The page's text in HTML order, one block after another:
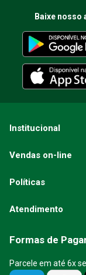
Escreva uma
ENVIAR
Baixe nosso
Institucional
Vendas on-line
Políticas
Atendimento
Formas de
Parcele em até 6x